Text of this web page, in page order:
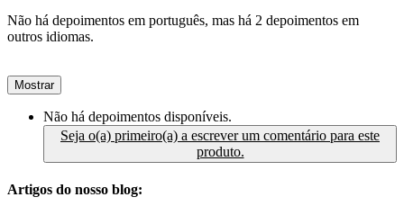
Não há depoimentos em português, mas há 2 depoimentos em
outros idiomas.
Mostrar
Não há depoimentos disponíveis.
Seja o(a) primeiro(a) a escrever um comentário para este
produto.
Artigos do nosso blog: